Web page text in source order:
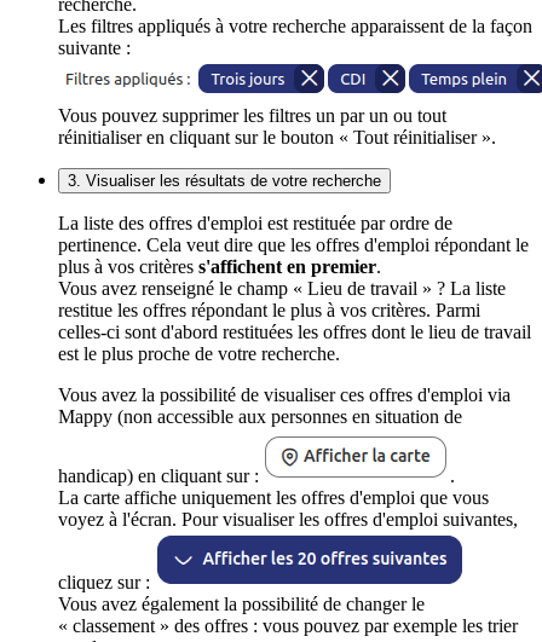
recherche.
Les filtres appliqués à votre recherche apparaissent de la façon
suivante :
Vous pouvez supprimer les filtres un par un ou tout
réinitialiser en cliquant sur le bouton « Tout réinitialiser ».
3. Visualiser les résultats de votre recherche
La liste des offres d'emploi est restituée par ordre de
pertinence. Cela veut dire que les offres d'emploi répondant le
plus à vos critères s'affichent en premier.
Vous avez renseigné le champ « Lieu de travail » ? La liste
restitue les offres répondant le plus à vos critères. Parmi
celles-ci sont d'abord restituées les offres dont le lieu de travail
est le plus proche de votre recherche.
Vous avez la possibilité de visualiser ces offres d'emploi via
Mappy (non accessible aux personnes en situation de
handicap) en cliquant sur :
.
La carte affiche uniquement les offres d'emploi que vous
voyez à l'écran. Pour visualiser les offres d'emploi suivantes,
cliquez sur :
Vous avez également la possibilité de changer le
« classement » des offres : vous pouvez par exemple les trier